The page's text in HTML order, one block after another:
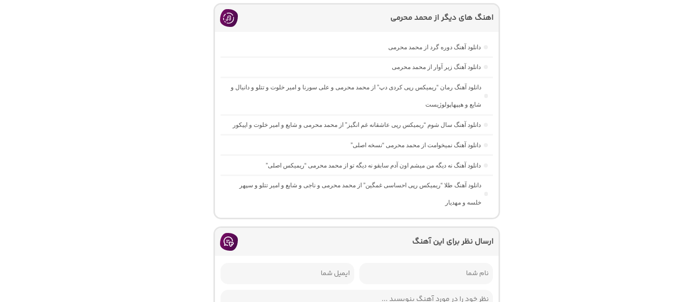
اهنگ های دیگر از محمد محرمی
دانلود آهنگ دوره گرد از محمد محرمی
دانلود آهنگ زیر آوار از محمد محرمی
دانلود آهنگ رمان “ریمیکس رپی کردی دپ” از محمد محرمی و علی سورنا و امیر خلوت و تتلو و دانیال و
شایع و هیپهاپولوژیست
دانلود آهنگ سال شوم “ریمیکس رپی عاشقانه غم انگیز” از محمد محرمی و شایع و امیر خلوت و اپیکور
دانلود آهنگ نمیخوامت از محمد محرمی “نسخه اصلی”
دانلود آهنگ نه دیگه من میشم اون آدم سابقو نه دیگه تو از محمد محرمی “ریمیکس اصلی”
دانلود آهنگ طلا “ریمیکس رپی احساسی غمگین” از محمد محرمی و ناجی و شایع و امیر تتلو و سپهر
خلسه و مهدیار
ارسال نظر برای این آهنگ